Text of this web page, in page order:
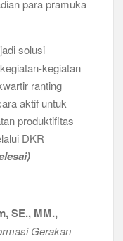
para pramuka
solusi
kegiatan
ranting
aktif untuk
produktifitas
DKR
SE., MM.,
Gerakan